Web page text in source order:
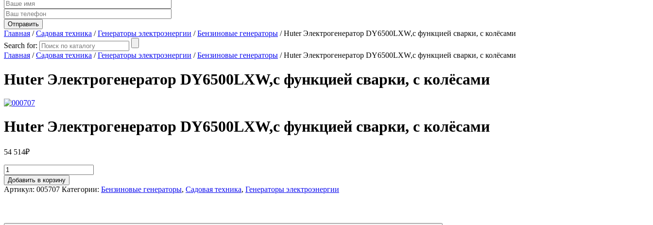
Главная /Садовая техника /Генераторы электроэнергии /Бензиновые генераторы / Huter Электрогенератор DY6500LXW,с функцией сварки, с колёсами
Search for:
Главная /Садовая техника /Генераторы электроэнергии /Бензиновые генераторы / Huter Электрогенератор DY6500LXW,с функцией сварки, с колёсами
Huter Электрогенератор DY6500LXW,с функцией сварки, с колёсами
Huter Электрогенератор DY6500LXW,с функцией сварки, с колёсами
54 514₽
Добавить в корзину
Артикул: 005707 Категории: Бензиновые генераторы, Садовая техника, Генераторы электроэнергии